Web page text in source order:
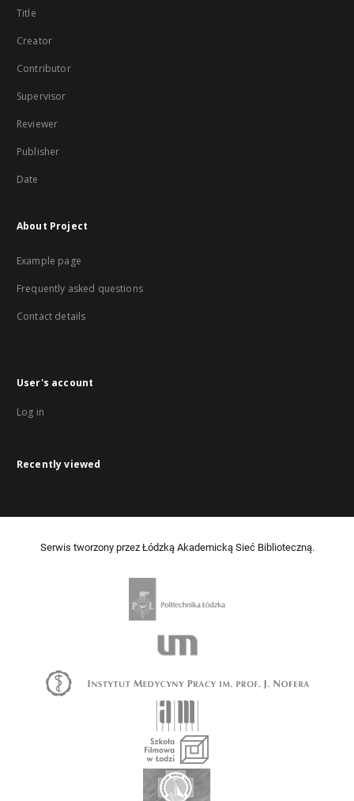
Title
Creator
Contributor
Supervisor
Reviewer
Publisher
Date
About Project
Example page
Frequently asked questions
Contact details
User's account
Log in
Recently viewed
Serwis tworzony przez Łódzką Akademicką Sieć Biblioteczną.